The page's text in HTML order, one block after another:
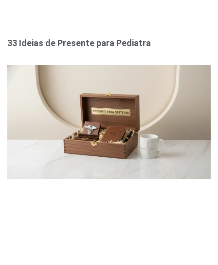
33 Ideias de Presente para Pediatra